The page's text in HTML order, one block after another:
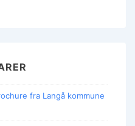
fra Langå kommune